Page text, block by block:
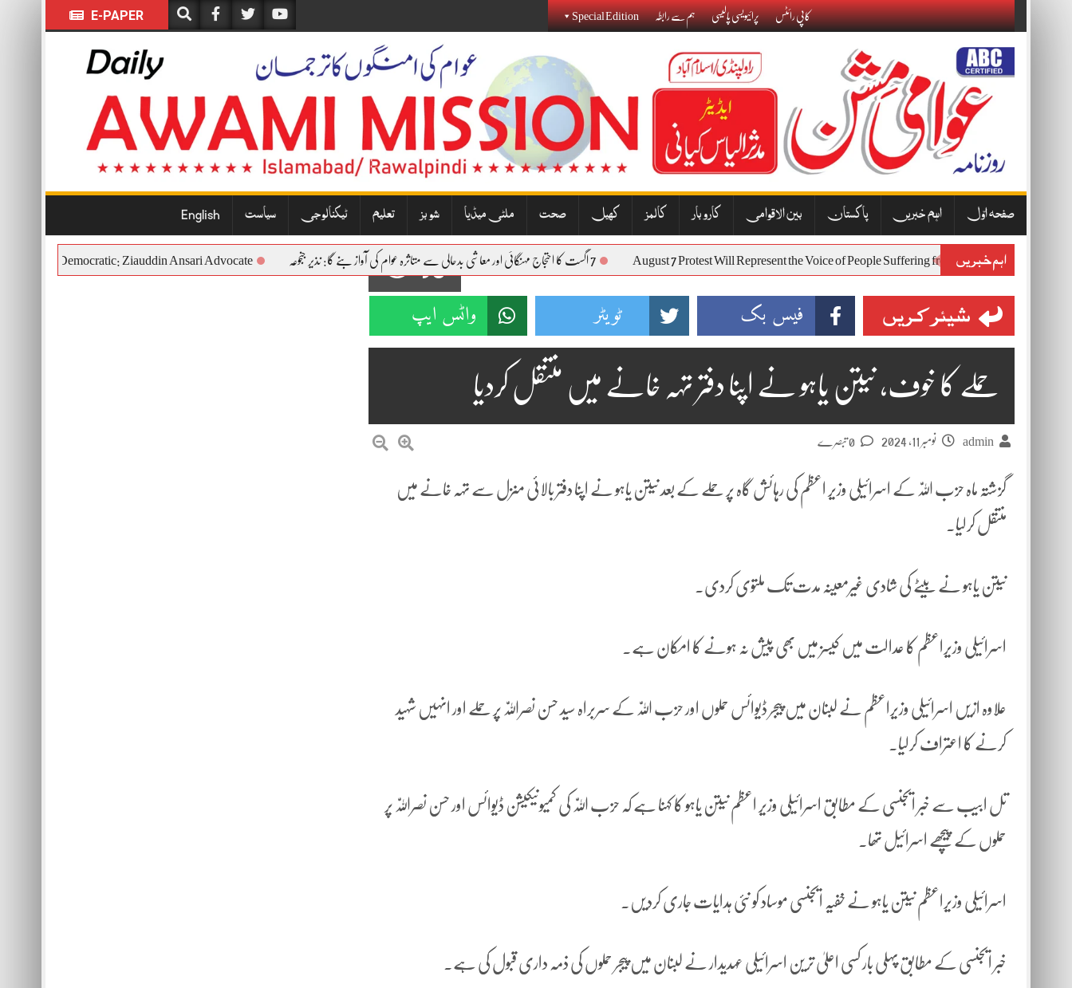
E-PAPER کاپی رائٹس پرائیویسی پالیسی ہم سے رابطہ Special Edition
صفحہ اوّل اہم خبریں پاکستان بین الاقوامی کاروبار کالمز کھیل صحت ملٹی میڈیا شوبز تعلیم ٹیکنالوجی سیاست English
اہم خبریں
August 7 Protest Will Represent the Voice of People Suffering from Inflation and
and Democratic: Ziauddin Ansari Advocate 93
شیئر کریں فیس بک ٹویٹر واٹس ایپ
حملے کا خوف، نیتن یاہو نے اپنا دفتر تہہ خانے میں منتقل کردیا
admin نومبر 11, 2024
گزشتہ ماہ حزب اللّٰہ کے اسرائیلی وزیر اعظم کی رہائش گاہ پر حملے کے بعد نیتن یاہو نے اپنا دفتر بالائی منزل سے تہہ خانے میں
منتقل کرلیا۔
نیتن یاہو نے بیٹے کی شادی غیرمعینہ مدت تک ملتوی کردی۔
اسرائیلی وزیراعظم کا عدالت میں کیسز میں بھی پیش نہ ہونے کا امکان ہے۔
علاوہ ازیں اسرائیلی وزیراعظم نے لبنان میں پیجر ڈیوائس حملوں اور حزب اللّٰہ کے سربراہ سید حسن نصراللّٰہ پر حملے اور انہیں شہید
کرنے کا اعتراف کرلیا۔
تل ابیب سے خبر ایجنسی کے مطابق اسرائیلی وزیر اعظم نیتن یاہو کا کہنا ہے کہ حزب اللّٰہ کی کمیونیکیشن ڈیوائس اور حسن نصراللّٰہ پر
حملوں کے پیچھے اسرائیل تھا۔
اسرائیلی وزیراعظم نیتن یاہو نے خفیہ ایجنسی موساد کو نئی ہدایات جاری کردیں۔
خبر ایجنسی کے مطابق پہلی بار کسی اعلیٰ ترین اسرائیلی عہدیدار نے لبنان میں پیجر حملوں کی ذمہ داری قبول کی ہے۔